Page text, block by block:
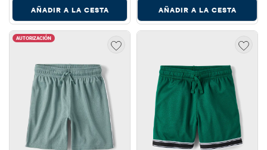
AÑADIR A LA CESTA AÑADIR A LA CESTA
AUTORIZACIÓN